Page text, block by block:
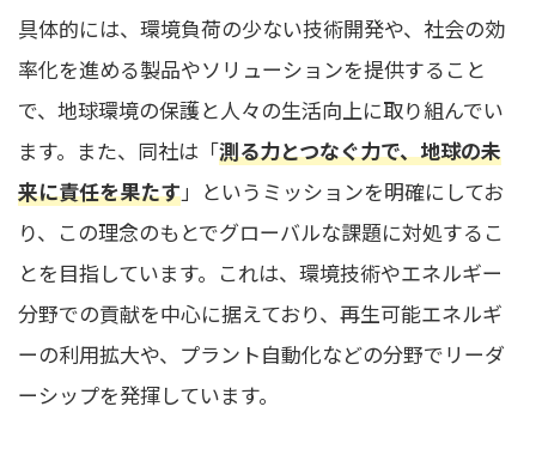
具体的には、環境負荷の少ない技術開発や、社会の効
率化を進める製品やソリューションを提供すること
で、地球環境の保護と人々の生活向上に取り組んでい
ます。また、同社は「測る力とつなぐ力で、地球の未
来に責任を果たす」というミッションを明確にしてお
り、この理念のもとでグローバルな課題に対処するこ
とを目指しています。これは、環境技術やエネルギー
分野での貢献を中心に据えており、再生可能エネルギ
ーの利用拡大や、プラント自動化などの分野でリーダ
ーシップを発揮しています。